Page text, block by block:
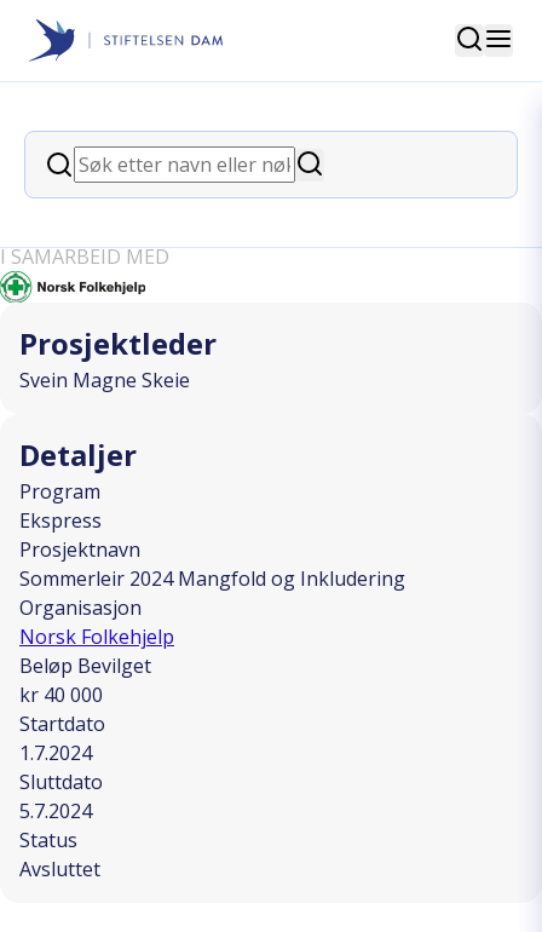
Stiftelsen Dam
Søk
Søk
Søk
back
Sommerleir 2024 Mangfold og
I SAMARBEID MED
Prosjektleder
Svein Magne Skeie
Detaljer
Program
Ekspress
Prosjektnavn
Sommerleir 2024 Mangfold og Inkludering
Organisasjon
Norsk Folkehjelp
Beløp Bevilget
kr 40 000
Startdato
1.7.2024
Sluttdato
5.7.2024
Status
Avsluttet